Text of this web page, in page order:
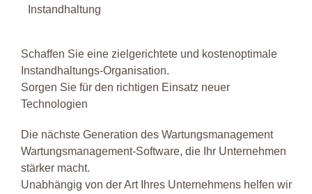
Instandhaltung
Schaffen Sie eine zielgerichtete und kostenoptimale
Instandhaltungs-Organisation.
Sorgen Sie für den richtigen Einsatz neuer
Technologien
Die nächste Generation des Wartungsmanagement
Wartungsmanagement-Software, die Ihr Unternehmen
stärker macht.
Unabhängig von der Art Ihres Unternehmens helfen wir